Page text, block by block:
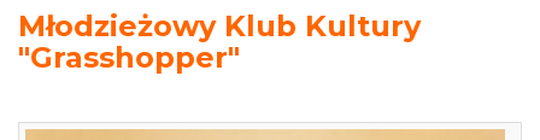
Młodzieżowy Klub Kultury
"Grasshopper"